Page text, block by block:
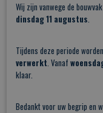
Ook interessant
Wij zijn vanwege de
dinsdag 11 augustus.
Tijdens deze periode worden
verwerkt. Vanaf
klaar.
Bedankt voor uw begrip en